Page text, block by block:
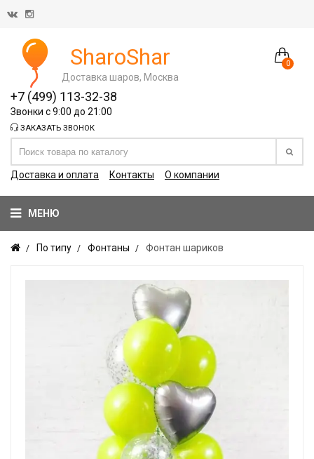
0
SharoShar
Доставка шаров, Москва
+7 (499) 113-32-38
Звонки с 9:00 до 21:00
ЗАКАЗАТЬ ЗВОНОК
Доставка и оплата Контакты О компании
МЕНЮ
По типу Фонтаны Фонтан шариков